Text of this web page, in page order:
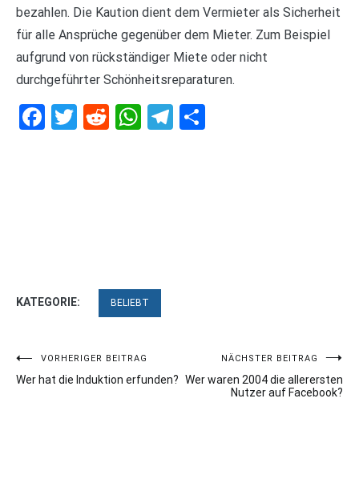
bezahlen. Die Kaution dient dem Vermieter als Sicherheit
für alle Ansprüche gegenüber dem Mieter. Zum Beispiel
aufgrund von rückständiger Miete oder nicht
durchgeführter Schönheitsreparaturen.
Facebook
Twitter
RedditWhatsApp
Telegram
KATEGORIE: BELIEBT
Beitragsnavigation
VORHERIGER BEITRAG
Wer hat die Induktion erfunden?
NÄCHSTER BEITRAG
Wer waren 2004 die allerersten
Nutzer auf Facebook?